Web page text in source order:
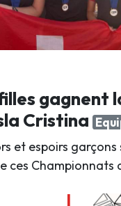
gagnent
Cristina
et espoirs
ces Championnats